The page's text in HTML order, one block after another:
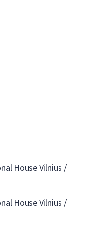
House Vilnius /
House Vilnius /